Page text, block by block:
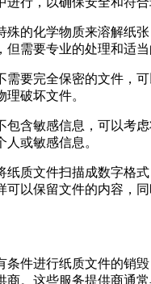
殊的化学物质来溶解纸
但需要专业的处理和适当
需要完全保密的文件，
破坏文件。
包含敏感信息，可以考
或敏感信息。
纸质文件扫描成数字格
可以保留文件的内容，
条件进行纸质文件的销
商。这些服务提供商通